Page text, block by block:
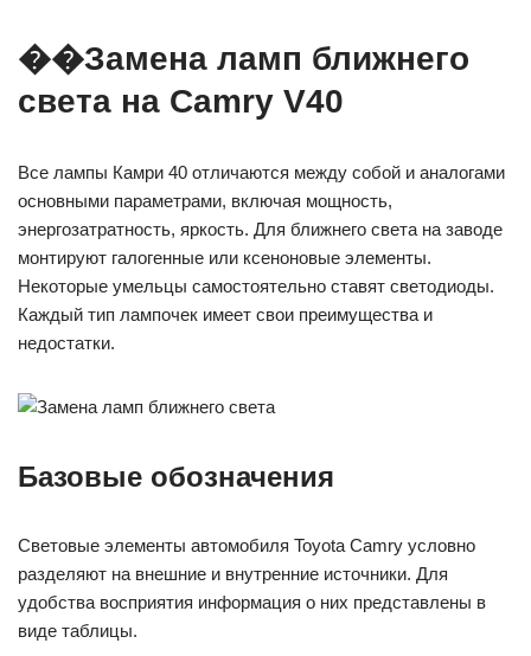
��Замена ламп ближнего
света на Camry V40
Все лампы Камри 40 отличаются между собой и аналогами
основными параметрами, включая мощность,
энергозатратность, яркость. Для ближнего света на заводе
монтируют галогенные или ксеноновые элементы.
Некоторые умельцы самостоятельно ставят светодиоды.
Каждый тип лампочек имеет свои преимущества и
недостатки.
Базовые обозначения
Световые элементы автомобиля Toyota Camry условно
разделяют на внешние и внутренние источники. Для
удобства восприятия информация о них представлены в
виде таблицы.